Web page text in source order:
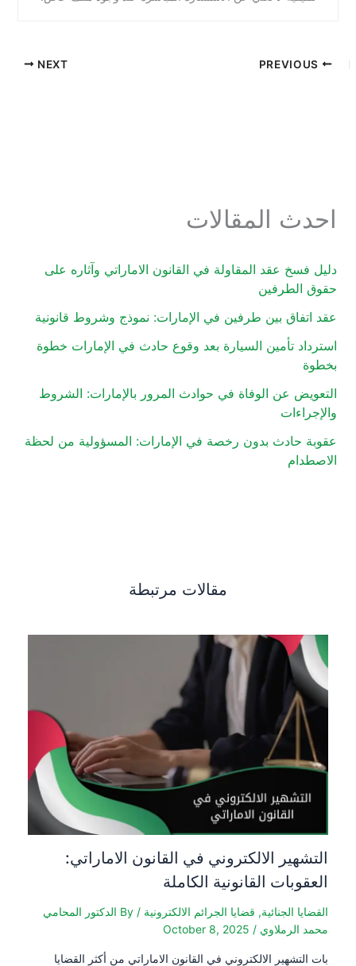
NEXT
احدث المقالات
دليل فسخ عقد المقاولة في القانون الاماراتي وآثاره على
حقوق الطرفين
عقد اتفاق بين طرفين في الإمارات: نموذج وشروط قانونية
استرداد تأمين السيارة بعد وقوع حادث في الإمارات خطوة
بخطوة
التعويض عن الوفاة في حوادث المرور بالإمارات: الشروط
والإجراءات
عقوبة حادث بدون رخصة في الإمارات: المسؤولية من لحظة
الاصطدام
مقالات مرتبطة
التشهير الالكتروني في القانون الاماراتي:
العقوبات القانونية الكاملة
القضايا الجنائية, قضايا الجرائم الالكترونية / By
الدكتور المحامي
محمد الرملاوي /
October 8, 2025
بات التشهير الالكتروني في القانون الاماراتي من أكثر القضايا